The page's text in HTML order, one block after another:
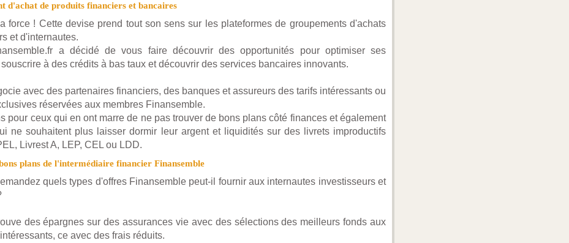
d'achat de produits financiers et bancaires
force ! Cette devise prend tout son sens sur les plateformes de groupements d'achats
et d'internautes.
a décidé de vous faire découvrir des opportunités pour optimiser ses
à des crédits à bas taux et découvrir des services bancaires innovants.
avec des partenaires financiers, des banques et assureurs des tarifs intéressants ou
réservées aux membres Finansemble.
pour ceux qui en ont marre de ne pas trouver de bons plans côté finances et également
ne souhaitent plus laisser dormir leur argent et liquidités sur des livrets improductifs
Livrest A, LEP, CEL ou LDD.
plans de l'intermédiaire financier Finansemble
quels types d'offres Finansemble peut-il fournir aux internautes investisseurs et
des épargnes sur des assurances vie avec des sélections des meilleurs fonds aux
ce avec des frais réduits.